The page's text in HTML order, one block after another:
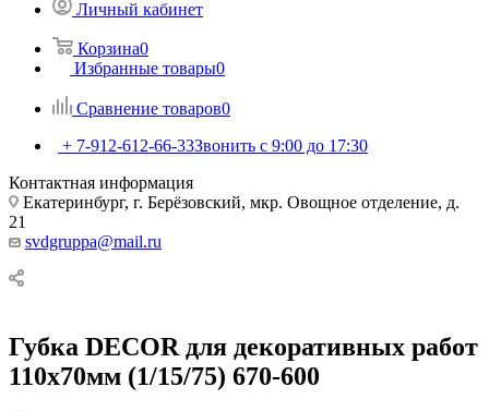
Личный кабинет
Корзина0
Избранные товары0
Сравнение товаров0
+ 7-912-612-66-33Звонить с 9:00 до 17:30
Контактная информация
Екатеринбург, г. Берёзовский, мкр. Овощное отделение, д.
21
svdgruppa@mail.ru
Губка DECOR для декоративных работ
110х70мм (1/15/75) 670-600